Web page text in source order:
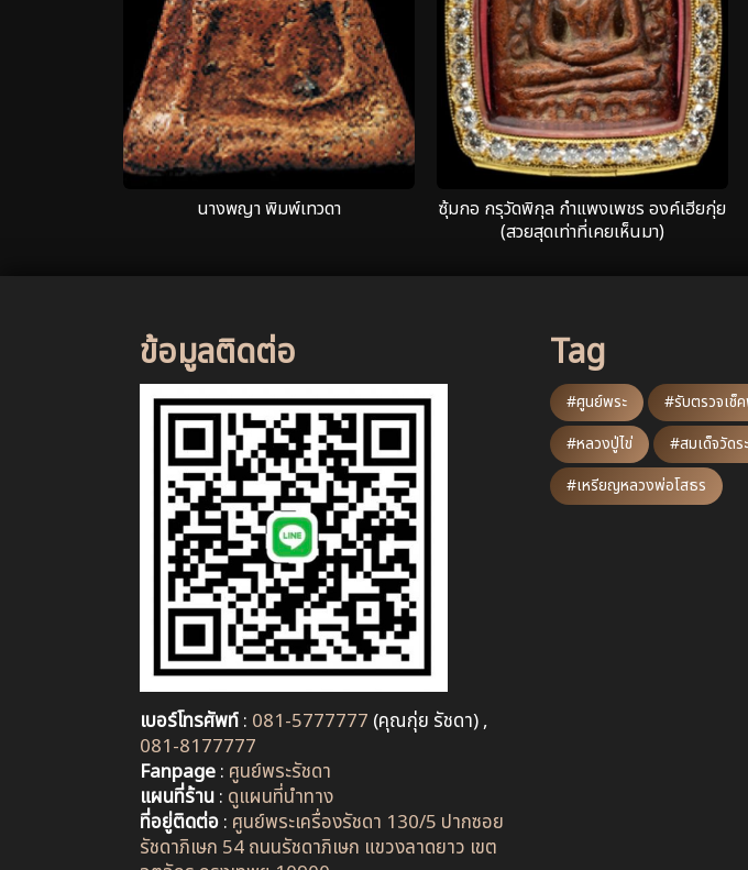
นางพญา พิมพ์เทวดา
ซุ้มกอ กรุวัดพิกุล กำแพงเพชร องค์เฮียกุ่ย
(สวยสุดเท่าที่เคยเห็นมา)
ข้อมูลติดต่อ
เบอร์โทรศัพท์: 081-5777777 (คุณกุ่ย รัชดา) ,
081-8177777
Fanpage: ศูนย์พระรัชดา
แผนที่ร้าน: ดูแผนที่นำทาง
ที่อยู่ติดต่อ: ศูนย์พระเครื่องรัชดา 130/5 ปากซอย
รัชดาภิเษก 54 ถนนรัชดาภิเษก แขวงลาดยาว เขต
Tag
#ศูนย์พระ #รับตรวจเช็
#หลวงปู่ไข่
#สมเด็จวัดร
#เหรียญหลวงพ่อโสธร